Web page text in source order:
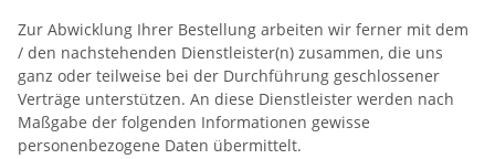
Zur Abwicklung Ihrer Bestellung arbeiten wir ferner mit dem
/ den nachstehenden Dienstleister(n) zusammen, die uns
ganz oder teilweise bei der Durchführung geschlossener
Verträge unterstützen. An diese Dienstleister werden nach
Maßgabe der folgenden Informationen gewisse
personenbezogene Daten übermittelt.